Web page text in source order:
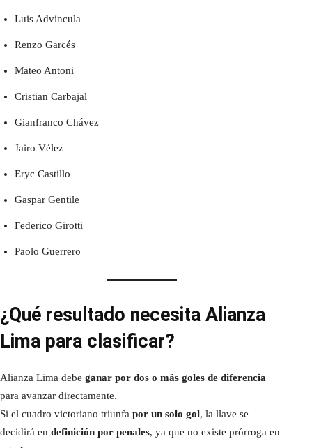
Luis Advíncula
Renzo Garcés
Mateo Antoni
Cristian Carbajal
Gianfranco Chávez
Jairo Vélez
Eryc Castillo
Gaspar Gentile
Federico Girotti
Paolo Guerrero
¿Qué resultado necesita Alianza
Lima para clasificar?
Alianza Lima debe ganar por dos o más goles de diferencia
para avanzar directamente.
Si el cuadro victoriano triunfa por un solo gol, la llave se
decidirá en definición por penales, ya que no existe prórroga en